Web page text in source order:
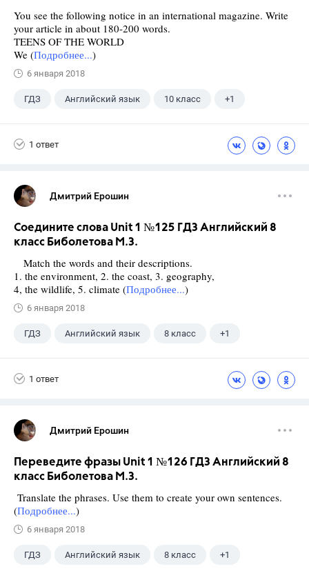
You see the following notice in an international magazine. Write
your article in about 180-200 words.
TEENS OF THE WORLD
We (Подробнее...)
6 января 2018
ГДЗ Английский язык 10 класс +1
1 ответ
Дмитрий Ерошин
Соедините слова Unit 1 №125 ГДЗ Английский 8
класс Биболетова М.З.
Match the words and their descriptions.
1. the environment, 2. the coast, 3. geography,
4, the wildlife, 5. climate (Подробнее...)
6 января 2018
ГДЗ Английский язык 8 класс +1
1 ответ
Дмитрий Ерошин
Переведите фразы Unit 1 №126 ГДЗ Английский 8
класс Биболетова М.З.
Translate the phrases. Use them to create your own sentences.
(Подробнее...)
6 января 2018
ГДЗ Английский язык 8 класс +1